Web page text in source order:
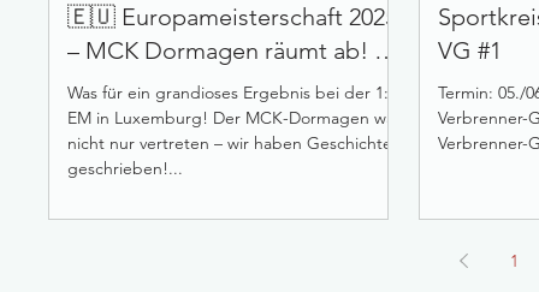
🇪🇺 Europameisterschaft 2025
– MCK Dormagen räumt ab! 🏆
🔥
Was für ein grandioses Ergebnis bei der 1:5
EM in Luxemburg! Der MCK-Dormagen war
nicht nur vertreten – wir haben Geschichte
geschrieben!...
VG #1
Termin: 05./06. April 2025 Klassen:
Verbrenner-
Verbrenner-
1